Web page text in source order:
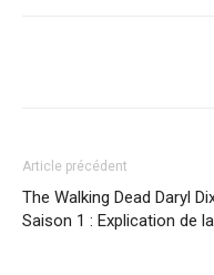
Article précédent
The Walking Dead Daryl
Saison 1 : Explication de